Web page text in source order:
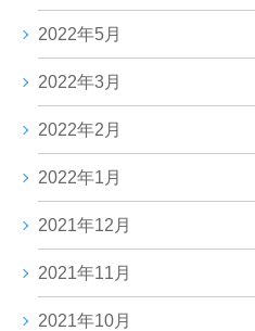
2022年5月
2022年3月
2022年2月
2022年1月
2021年12月
2021年11月
2021年10月